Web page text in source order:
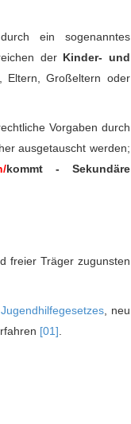
ein sogenanntes
der Kinder- und
Eltern, Großeltern oder
Vorgaben durch
ausgetauscht werden;
kommt - Sekundäre
freier Träger zugunsten
, neu
[01]